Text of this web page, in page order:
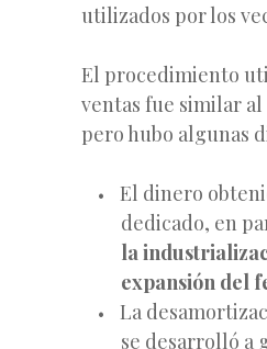
utilizados por los
El procedimiento
ventas fue similar
pero hubo algunas
El dinero
dedicado, en
la
expansión del
La
se desarrolló a